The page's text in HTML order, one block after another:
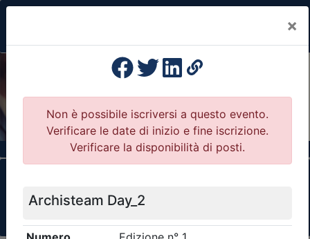
×
Previous
Il portale della formazione per Ordini e